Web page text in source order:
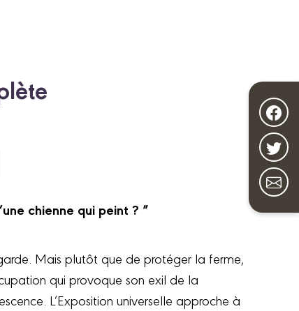
chienne qui peint ? ”
Mais plutôt que de protéger la ferme,
qui provoque son exil de la
L’Exposition universelle approche à